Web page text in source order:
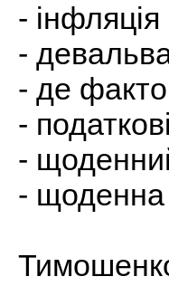
- інфляція
-
- де
-
-
- щоденна